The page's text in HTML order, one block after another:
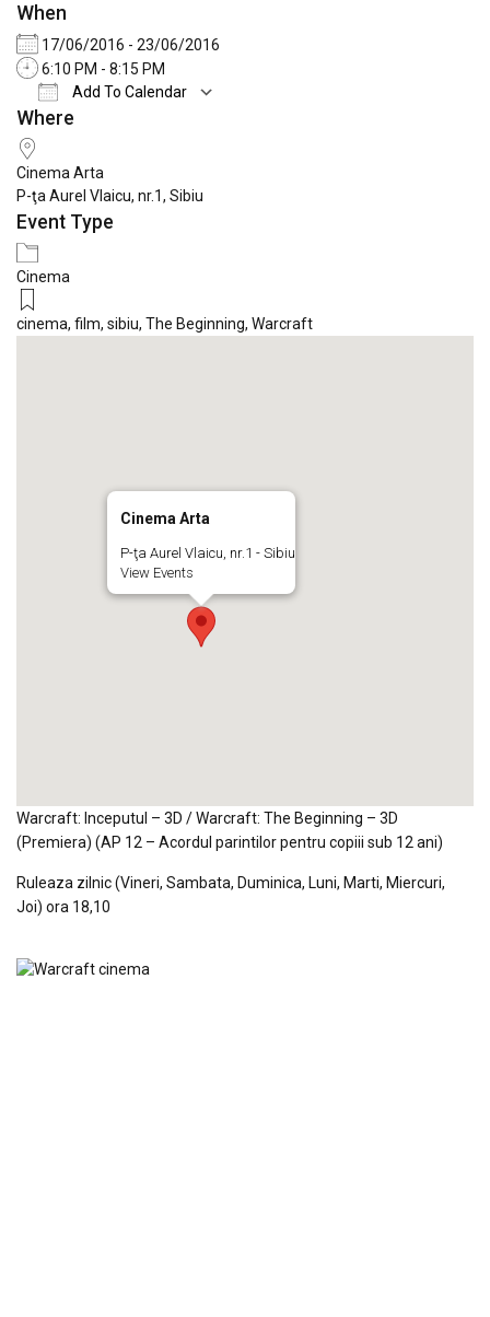
When
17/06/2016 - 23/06/2016
6:10 PM - 8:15 PM
Add To Calendar
Download ICS
Where
Cinema Arta
P-ţa Aurel Vlaicu, nr.1, Sibiu
Event Type
Cinema
cinema, film, sibiu, The Beginning, Warcraft
Cinema Arta
P-ţa Aurel Vlaicu, nr.1 - Sibiu
View Events
Warcraft: Inceputul – 3D / Warcraft: The Beginning – 3D
(Premiera) (AP 12 – Acordul parintilor pentru copiii sub 12 ani)
Ruleaza zilnic (Vineri, Sambata, Duminica, Luni, Marti, Miercuri,
Joi) ora 18,10